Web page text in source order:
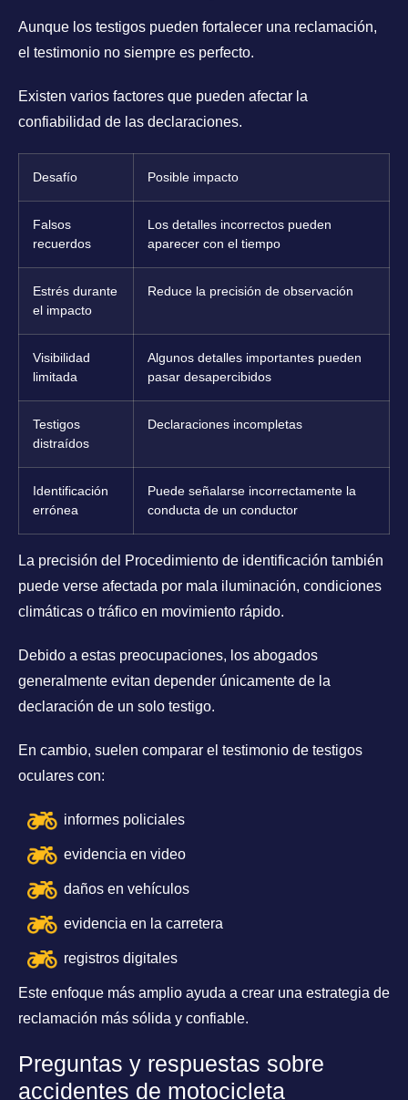
Aunque los testigos pueden fortalecer una reclamación,
el testimonio no siempre es perfecto.
Existen varios factores que pueden afectar la
confiabilidad de las declaraciones.
Desafío Posible impacto
Falsos
recuerdos
Los detalles incorrectos pueden
aparecer con el tiempo
Estrés durante
el impacto
Reduce la precisión de observación
Visibilidad
limitada
Algunos detalles importantes pueden
pasar desapercibidos
Testigos
distraídos
Declaraciones incompletas
Identificación
errónea
Puede señalarse incorrectamente la
conducta de un conductor
La precisión del Procedimiento de identificación también
puede verse afectada por mala iluminación, condiciones
climáticas o tráfico en movimiento rápido.
Debido a estas preocupaciones, los abogados
generalmente evitan depender únicamente de la
declaración de un solo testigo.
En cambio, suelen comparar el testimonio de testigos
oculares con:
informes policiales
evidencia en video
daños en vehículos
evidencia en la carretera
registros digitales
Este enfoque más amplio ayuda a crear una estrategia de
reclamación más sólida y confiable.
Preguntas y respuestas sobre
accidentes de motocicleta